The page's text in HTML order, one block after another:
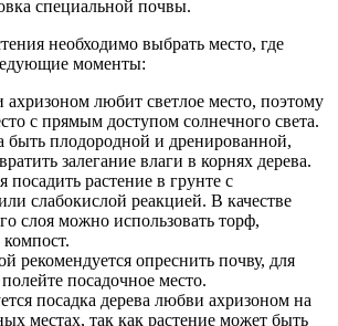
специальной почвы.
необходимо выбрать место, где
моменты:
любит светлое место, поэтому
с прямым доступом солнечного света.
быть плодородной и дренированной,
залегание влаги в корнях дерева.
посадить растение в грунте с
слабокислой реакцией. В качестве
слоя можно использовать торф,
рекомендуется опреснить почву, для
полейте посадочное место.
посадка дерева любви ахризоном на
местах, так как растение может быть